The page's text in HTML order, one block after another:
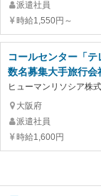
派遣社員
時給1,550円～
コールセンター「
数名募集大手旅行会
ヒューマンリソシア株
大阪府
派遣社員
時給1,600円